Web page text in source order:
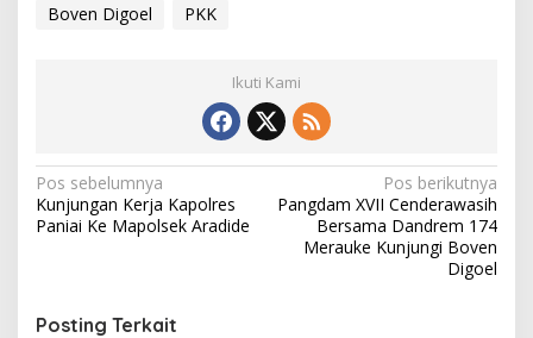
Boven Digoel PKK
Ikuti Kami
Navigasi
pos
Pos sebelumnya
Kunjungan Kerja Kapolres
Paniai Ke Mapolsek Aradide
Pos berikutnya
Pangdam XVII Cenderawasih
Bersama Dandrem 174
Merauke Kunjungi Boven
Digoel
Posting Terkait